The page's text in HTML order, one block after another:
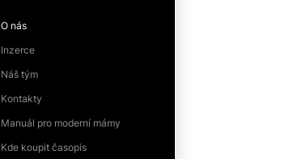
O nás
Inzerce
Náš tým
Kontakty
Manuál pro moderní mámy
Kde koupit časopis